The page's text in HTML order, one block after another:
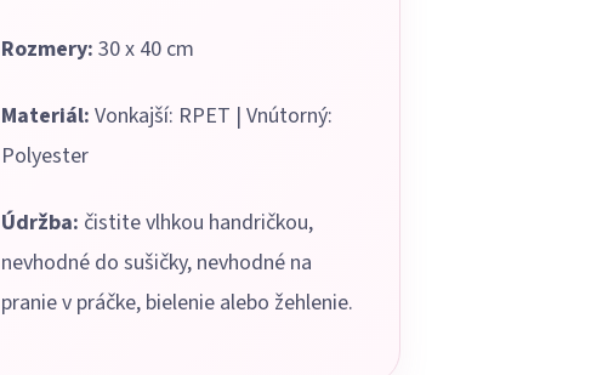
Rozmery: 30 x 40 cm
Materiál: Vonkajší: RPET | Vnútorný:
Polyester
Údržba: čistite vlhkou handričkou,
nevhodné do sušičky, nevhodné na
pranie v práčke, bielenie alebo žehlenie.